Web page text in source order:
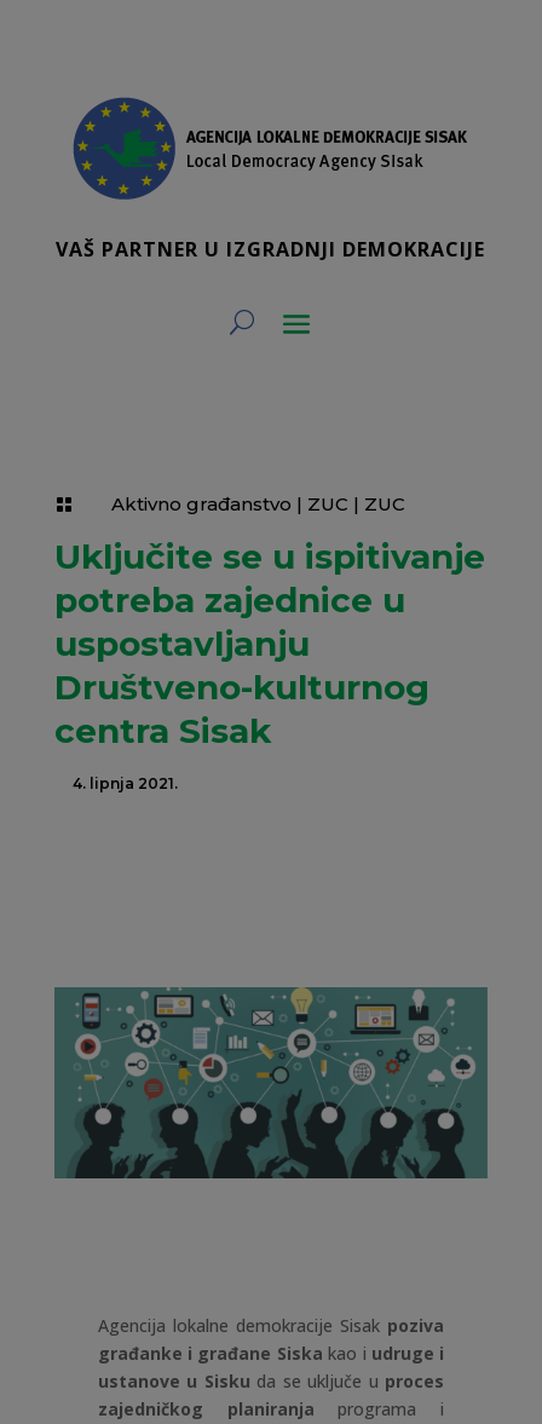
VAŠ PARTNER U IZGRADNJI DEMOKRACIJE
 Aktivno građanstvo | ZUC | ZUC
Uključite se u ispitivanje
potreba zajednice u
uspostavljanju
Društveno-kulturnog
centra Sisak
4. lipnja 2021.
Agencija lokalne demokracije Sisak poziva
građanke i građane Siska kao i udruge i
ustanove u Sisku da se uključe u proces
zajedničkog planiranja programa i